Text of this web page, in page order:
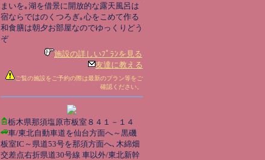
まいを｡湖を借景に開放的な露天風呂は
宿ならではのくつろぎ｡心をこめて作る
和食膳は朝夕お部屋なのでゆっくりどう
ぞ
施設の詳しいﾌﾟﾗﾝを見る
友達に教える
ご覧の施設をご予約の際は最新のプラン等をご
確認ください。
栃木県那須塩原市板室８４１－１４
車/東北自動車道を仙台方面へ～黒磯
板室IC～県道53号を那須方面へ､木綿畑
交差点右折県道30号線 車以外/東北新幹